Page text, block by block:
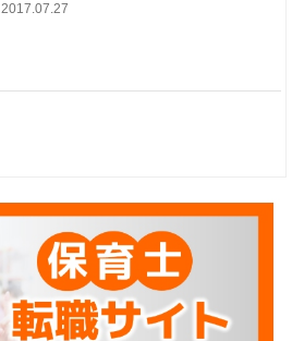
2017.07.27